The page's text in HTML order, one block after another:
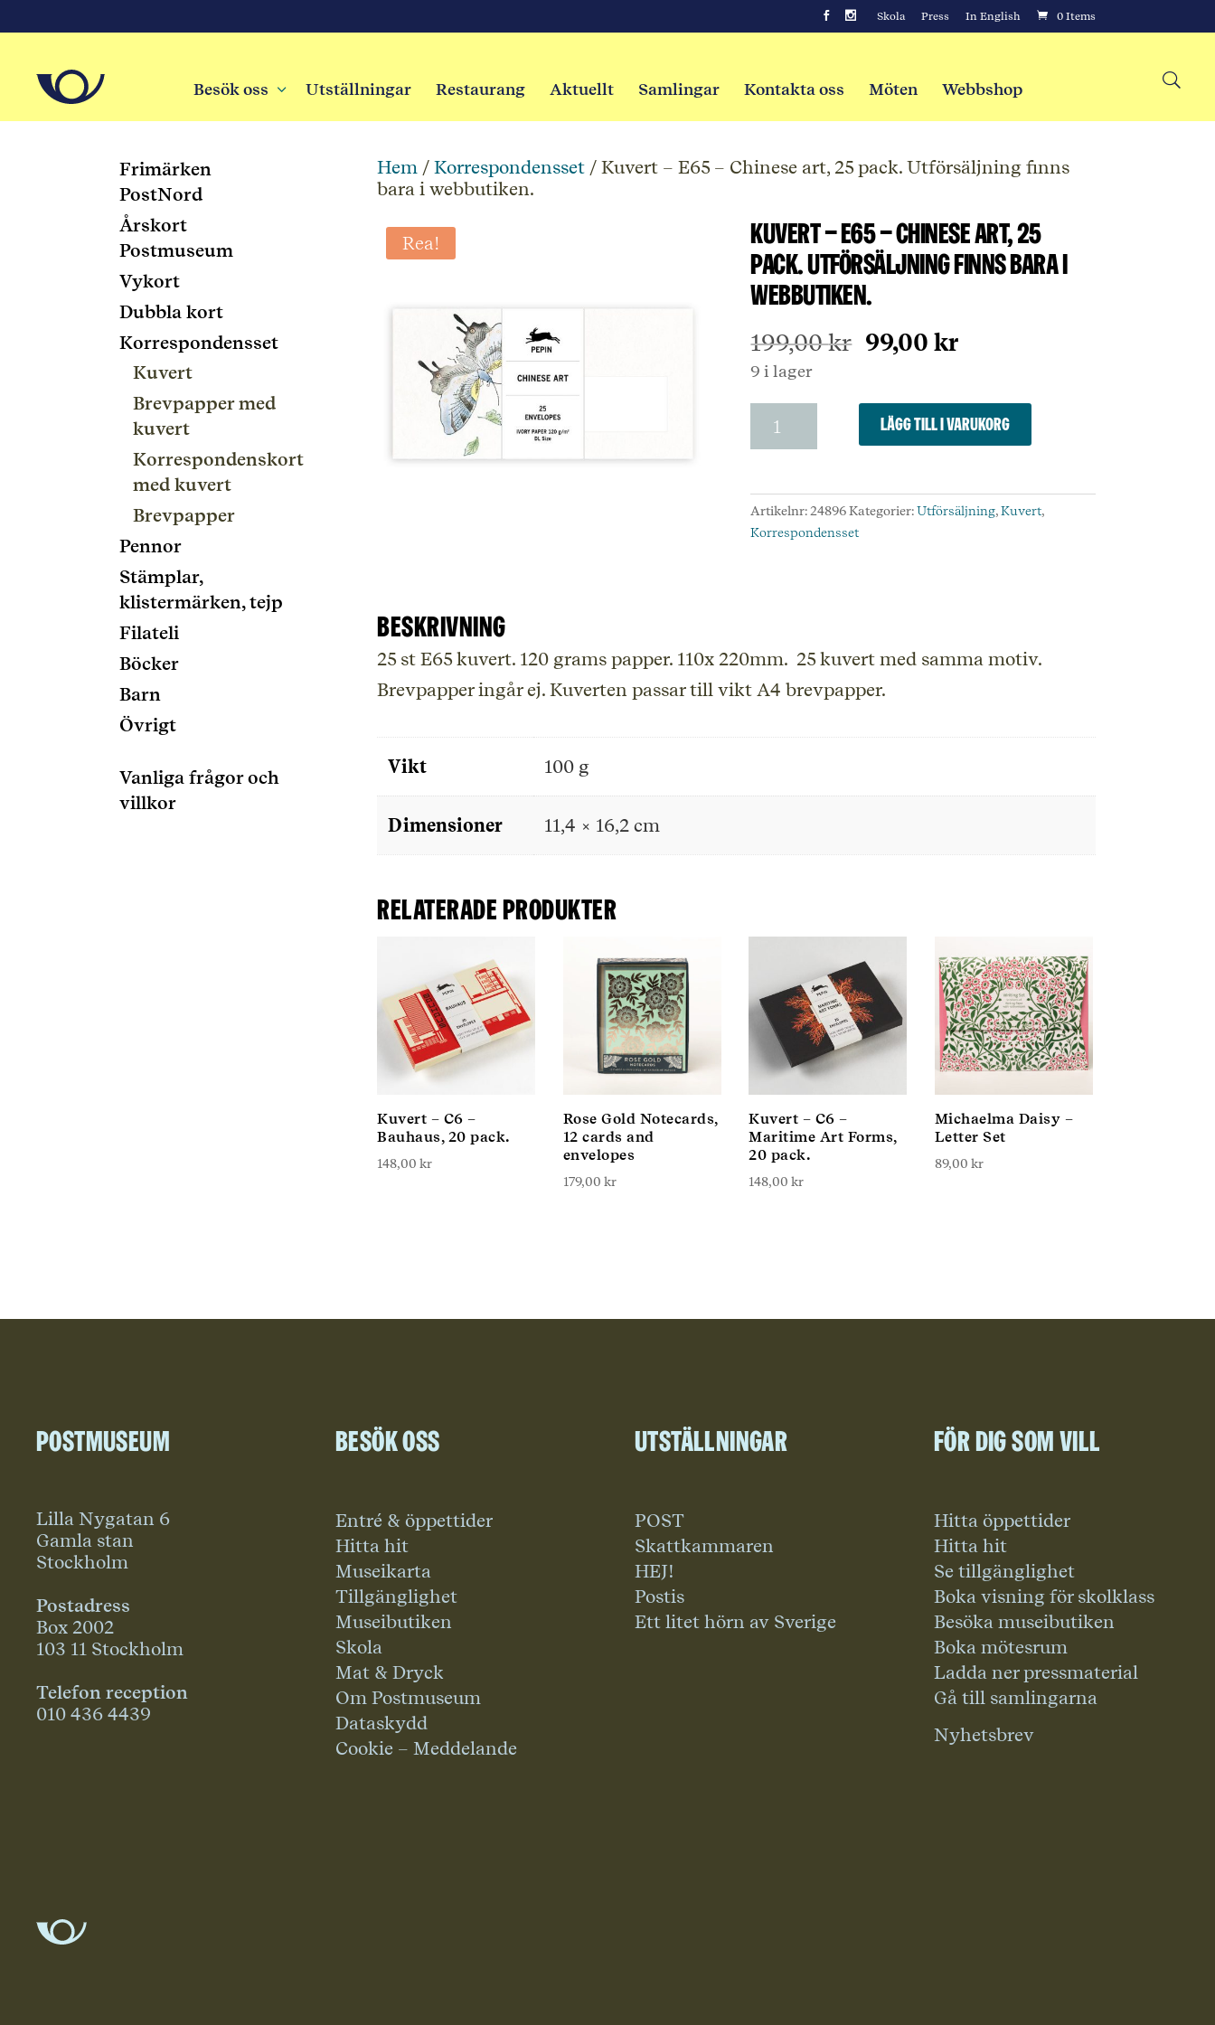
Skola Press In English 0 Items
Besök oss 3 Utställningar Restaurang Aktuellt Samlingar Kontakta oss Möten Webbshop
Hem / Korrespondensset / Kuvert – E65 – Chinese art, 25 pack. Utförsäljning finns
bara i webbutiken.
Rea!
Kuvert – E65 – Chinese art, 25
pack. Utförsäljning finns bara i
webbutiken.
199,00kr Det
ursprungliga
var:
199,00 kr.
99,00krDet
är:
99,00 kr.
9 i lager
E65
Chinese
art,
25
i
mängd
Lägg till i varukorg
Artikelnr: 24896 Kategorier:Utförsäljning,Kuvert,
Korrespondensset
Beskrivning
25 st E65 kuvert. 120 grams papper. 110x 220mm. 25 kuvert med samma motiv.
Brevpapper ingår ej. Kuverten passar till vikt A4 brevpapper.
Vikt 100 g
Dimensioner 11,4 × 16,2 cm
Relaterade produkter
Kuvert – C6 –
Bauhaus, 20 pack.
148,00 kr
Rose Gold Notecards,
12 cards and
envelopes
179,00 kr
Kuvert – C6 –
Maritime Art Forms,
20 pack.
148,00 kr
Michaelma Daisy –
Letter Set
89,00 kr
Frimärken
PostNord
Årskort
Postmuseum
Vykort
Dubbla kort
Korrespondensset
Kuvert
Brevpapper med
kuvert
Korrespondenskort
med kuvert
Brevpapper
Pennor
Stämplar,
klistermärken, tejp
Filateli
Böcker
Barn
Övrigt
Vanliga frågor och
villkor
Postmuseum
Lilla Nygatan 6
Gamla stan
Stockholm
Postadress
Box 2002
103 11 Stockholm
Telefon reception
010 436 4439
Besök oss
Entré & öppettider
Hitta hit
Museikarta
Tillgänglighet
Museibutiken
Skola
Mat & Dryck
Om Postmuseum
Dataskydd
Cookie – Meddelande
Utställningar
POST
Skattkammaren
HEJ!
Postis
Ett litet hörn av Sverige
För dig som vill
Hitta öppettider
Hitta hit
Se tillgänglighet
Boka visning för skolklass
Besöka museibutiken
Boka mötesrum
Ladda ner pressmaterial
Gå till samlingarna
Nyhetsbrev